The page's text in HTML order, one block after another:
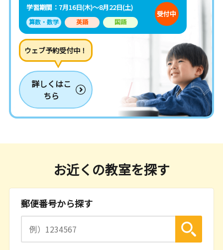
学習期間：7月16日(木)～8月22日(土)
算数・数学 英語 国語
受付中
ウェブ予約受付中！
詳しくはこ
ちら
お近くの教室を探す
郵便番号から探す